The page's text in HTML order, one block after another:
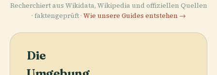
Recherchiert aus Wikidata, Wikipedia und offiziellen Quellen
· faktengeprüft · Wie unsere Guides entstehen →
Die